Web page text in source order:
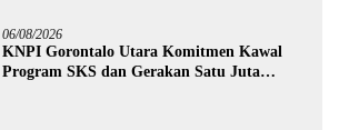
06/08/2026
KNPI Gorontalo Utara Komitmen Kawal
Program SKS dan Gerakan Satu Juta